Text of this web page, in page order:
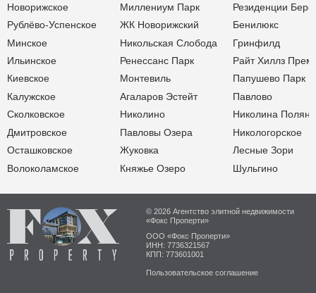
Новорижское
Рублёво-Успенское
Минское
Ильинское
Киевское
Калужское
Сколковское
Дмитровское
Осташковское
Волоколамское
Миллениум Парк
ЖК Новорижский
Никольская Слобода
Ренессанс Парк
Монтевиль
Агаларов Эстейт
Николино
Павловы Озера
Жуковка
Княжье Озеро
Резиденции
Бенилюкс
Гринфилд
Райт Хиллз
Папушево Парк
Павлово
Николина Поляна
Никологорское
Лесные Зори
Шульгино
© 2026 Агентство элитной недвижимости
«Фокс Проперти»
ООО «Фокс Проперти»
ИНН: 7736321567
КПП: 773601001
Пользовательское соглашение